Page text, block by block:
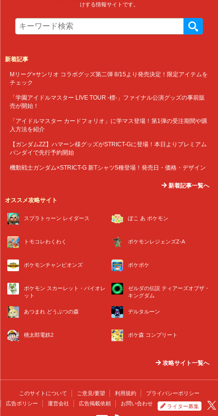
けする情報サイトです。
新着記事
Mリーグ×サンリオ コラボグッズ第二弾 8/15より発売決定！限定アイテムを
チェック
「学園アイドルマスター LIVE TOUR -標-」ファイナル公演グッズの事前販
売が開始！
「アイドルマスター カードフォリオ」に学マス登場！第1弾の受注期間や購
入方法を紹介
【ガンダムZZ】ハマーン様グッズがSTRICT-Gに登場！本日よりプレミアム
バンダイで先行予約開始
機動戦士ガンダム×STRICT-G 新Tシャツ5種登場！発売日・価格・デザイン
新着記事一覧へ
オススメ攻略サイト
スプラトゥーン レイダース ぽこ あ ポケモン
トモコレわくわく ポケモンレジェンズZ-A
ポケモンチャンピオンズ ポケポケ
ポケモン スカーレット・バイオレ
ット
ゼルダの伝説 ティアーズオブザ・
キングダム
あつまれ どうぶつの森 デルタルーン
桃太郎電鉄2 ポケ森 コンプリート
攻略サイト一覧へ
このサイトについて ご意見/要望 利用規約
プライバシーポリシー
広告ポリシー
運営会社 広告掲載依頼 お問い合わせ ライター募集